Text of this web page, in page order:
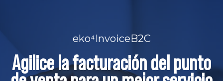
eko⁴InvoiceB2C
Agilice la facturación del punto